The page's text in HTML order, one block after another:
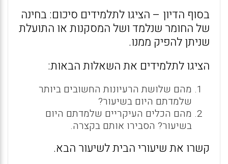
בסוף הדיון – הציגו לתלמידים סיכום: בחינה
של החומר שנלמד ושל המסקנות או התועלת
שניתן להפיק ממנו.
הציגו לתלמידים את השאלות הבאות:
מהם שלושת הרעיונות החשובים ביותר
שלמדתם היום בשיעור?
מהם הכלים העיקריים שלמדתם היום
בשיעור? הסבירו אותם בקצרה.
קשרו את שיעורי הבית לשיעור הבא.